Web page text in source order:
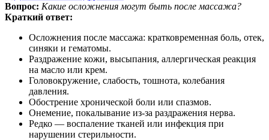
Вопрос: Какие осложнения могут быть после массажа?
Краткий ответ:
Осложнения после массажа: кратковременная боль, отек,
синяки и гематомы.
Раздражение кожи, высыпания, аллергическая реакция
на масло или крем.
Головокружение, слабость, тошнота, колебания
давления.
Обострение хронической боли или спазмов.
Онемение, покалывание из‑за раздражения нерва.
Редко — воспаление тканей или инфекция при
нарушении стерильности.